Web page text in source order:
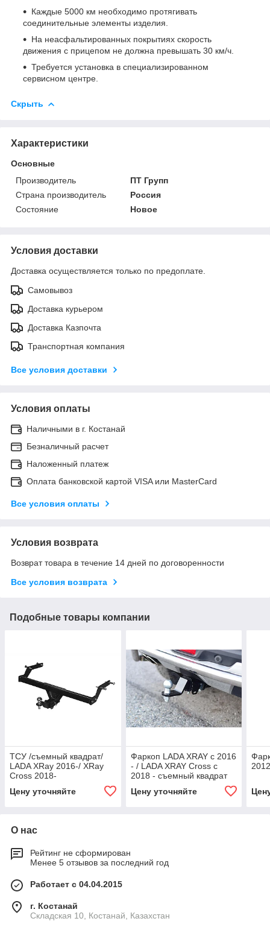
Каждые 5000 км необходимо протягивать
соединительные элементы изделия.
На неасфальтированных покрытиях скорость
движения с прицепом не должна превышать 30 км/ч.
Требуется установка в специализированном
сервисном центре.
Скрыть
Характеристики
Основные
Производитель
ПТ Групп
Страна производитель
Россия
Состояние
Новое
Условия доставки
Доставка осуществляется только по предоплате.
Самовывоз
Доставка курьером
Доставка Казпочта
Транспортная компания
Все условия доставки
Условия оплаты
Наличными в г. Костанай
Безналичный расчет
Наложенный платеж
Оплата банковской картой VISA или MasterCard
Все условия оплаты
Условия возврата
Возврат товара в течение 14 дней по договоренности
Все условия возврата
Подобные товары компании
ТСУ /съемный квадрат/
LADA XRay 2016-/ XRay
Cross 2018-
Цену уточняйте
Фаркоп LADA XRAY с 2016
- / LADA XRAY Cross c
2018 - съемный квадрат
Цену уточняйте
О нас
Рейтинг не сформирован
Менее 5 отзывов за последний год
Работает с 04.04.2015
г. Костанай
Складская 10, Костанай, Казахстан